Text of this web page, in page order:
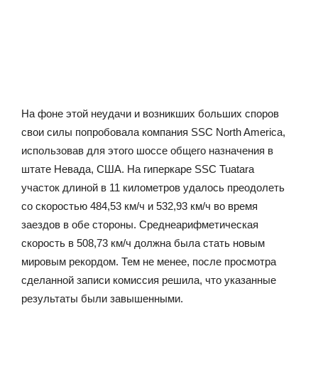
На фоне этой неудачи и возникших больших споров
свои силы попробовала компания SSC North America,
использовав для этого шоссе общего назначения в
штате Невада, США. На гиперкаре SSC Tuatara
участок длиной в 11 километров удалось преодолеть
со скоростью 484,53 км/ч и 532,93 км/ч во время
заездов в обе стороны. Среднеарифметическая
скорость в 508,73 км/ч должна была стать новым
мировым рекордом. Тем не менее, после просмотра
сделанной записи комиссия решила, что указанные
результаты были завышенными.